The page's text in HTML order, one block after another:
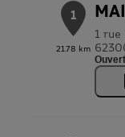
1
21.78 km
1 rue